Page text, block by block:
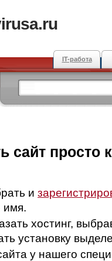
IT-работа
сайт просто
и
имя.
хостинг,
установку
у нашего